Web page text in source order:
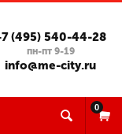
(495) 540-44-28
пн-пт 9-19
info@me-city.ru
0